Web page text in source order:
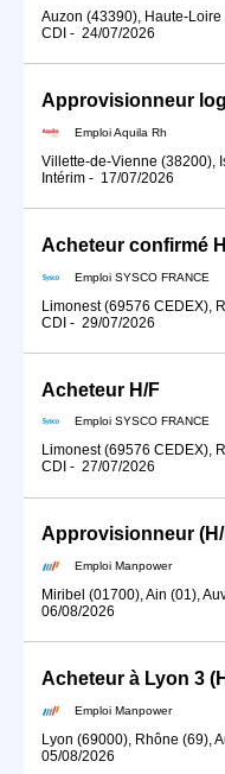
Auzon (43390), Haute-
CDI - 24/07/2026
Approvisionneur
Emploi Aquila Rh
Villette-de-Vienne (38200),
Intérim - 17/07/2026
Acheteur confirmé
Emploi SYSCO FRANCE
Limonest (69576 CEDEX),
CDI - 29/07/2026
Acheteur H/F
Emploi SYSCO FRANCE
Limonest (69576 CEDEX),
CDI - 27/07/2026
Approvisionneur
Emploi Manpower
Miribel (01700), Ain (01),
06/08/2026
Acheteur à Lyon 3
Emploi Manpower
Lyon (69000), Rhône (69),
05/08/2026